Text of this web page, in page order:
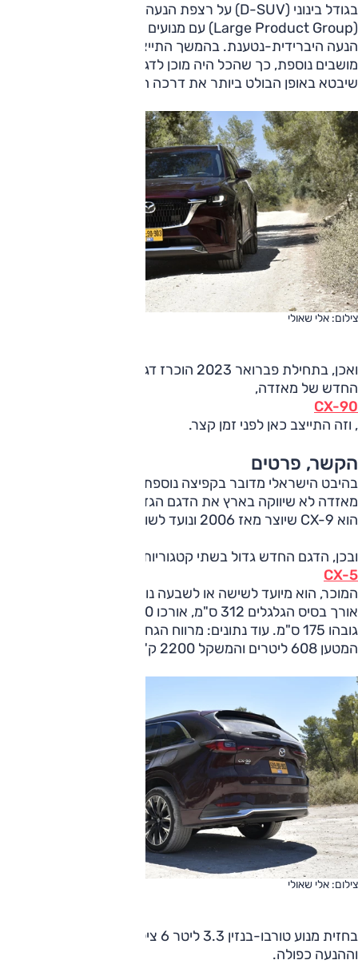
בגודל בינוני (D-SUV) על רצפת הנעה אחורית/כפולה חדשה
(Large Product Group) עם מנועים אורכיים, גם עם יחידת
מושבים נוספת, כך שהכל היה מוכן לדגם הגדול באמת, זה
שיבטא באופן הבולט ביותר את דרכה החדשה של מאזדה.
צילום: אלי שאולי
החדש של מאזדה,
CX-90
, וזה התייצב כאן לפני זמן קצר.
הקשר, פרטים
בהיבט הישראלי מדובר בקפיצה נוספת, משמעותית לא פחות.
הוא CX-9 שיוצר מאז 2006 ונועד לשוק האמריקני.
ובכן, הדגם החדש גדול בשתי קטגוריות מ-
CX-5
המוכר, הוא מיועד לשישה או לשבעה נוסעים וממדיו מכובדים;
המטען 608 ליטרים והמשקל 2200 ק"ג.
צילום: אלי שאולי
וההנעה כפולה.